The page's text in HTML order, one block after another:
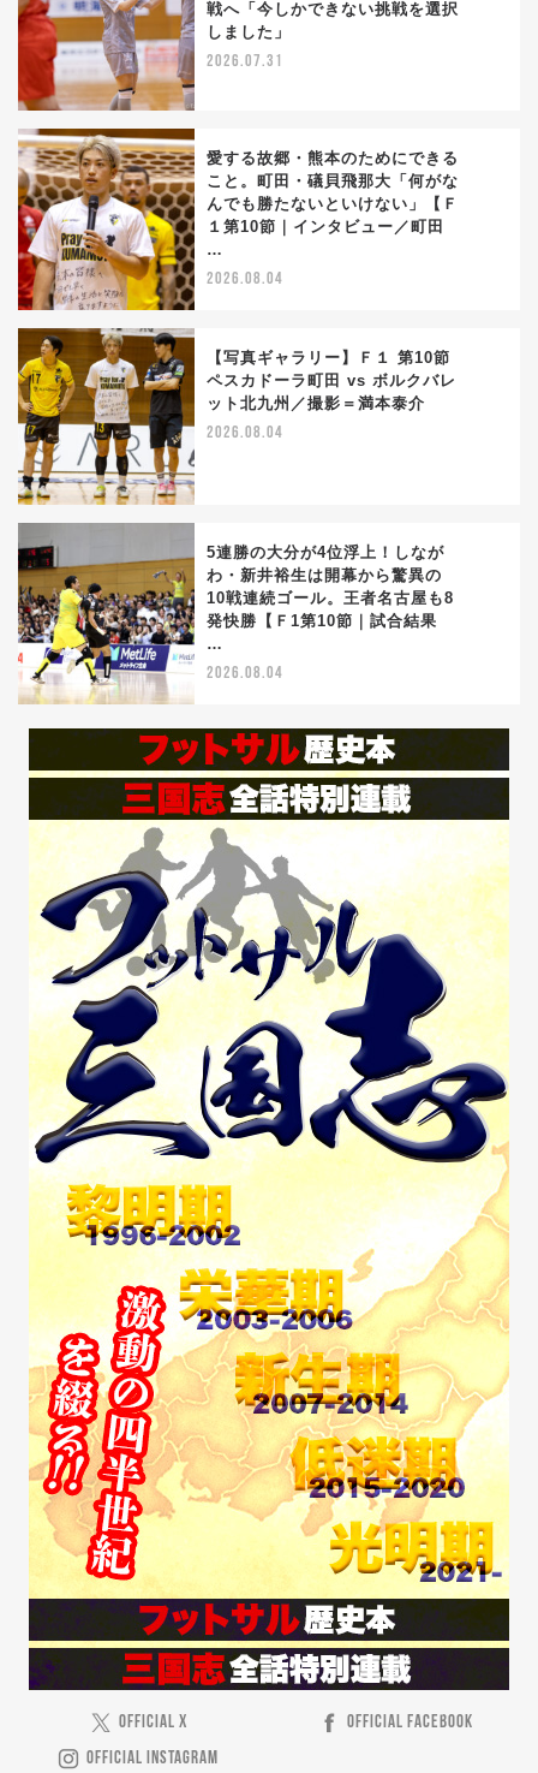
戦へ「今しかできない挑戦を選択
しました」
2026.07.31
愛する故郷・熊本のためにできる
こと。町田・礒貝飛那大「何がな
んでも勝たないといけない」【Ｆ
１第10節｜インタビュー／町田
…
2026.08.04
【写真ギャラリー】Ｆ１ 第10節
ペスカドーラ町田 vs ボルクバレ
ット北九州／撮影＝満本泰介
2026.08.04
5連勝の大分が4位浮上！しなが
わ・新井裕生は開幕から驚異の
10戦連続ゴール。王者名古屋も8
発快勝【Ｆ1第10節｜試合結果
…
2026.08.04
OFFICIAL X
OFFICIAL FACEBOOK
OFFICIAL INSTAGRAM